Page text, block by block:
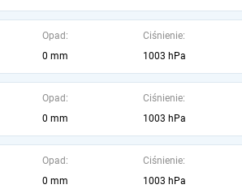
Opad:
0 mm
Ciśnienie:
1003 hPa
Opad:
0 mm
Ciśnienie:
1003 hPa
Opad:
0 mm
Ciśnienie:
1003 hPa